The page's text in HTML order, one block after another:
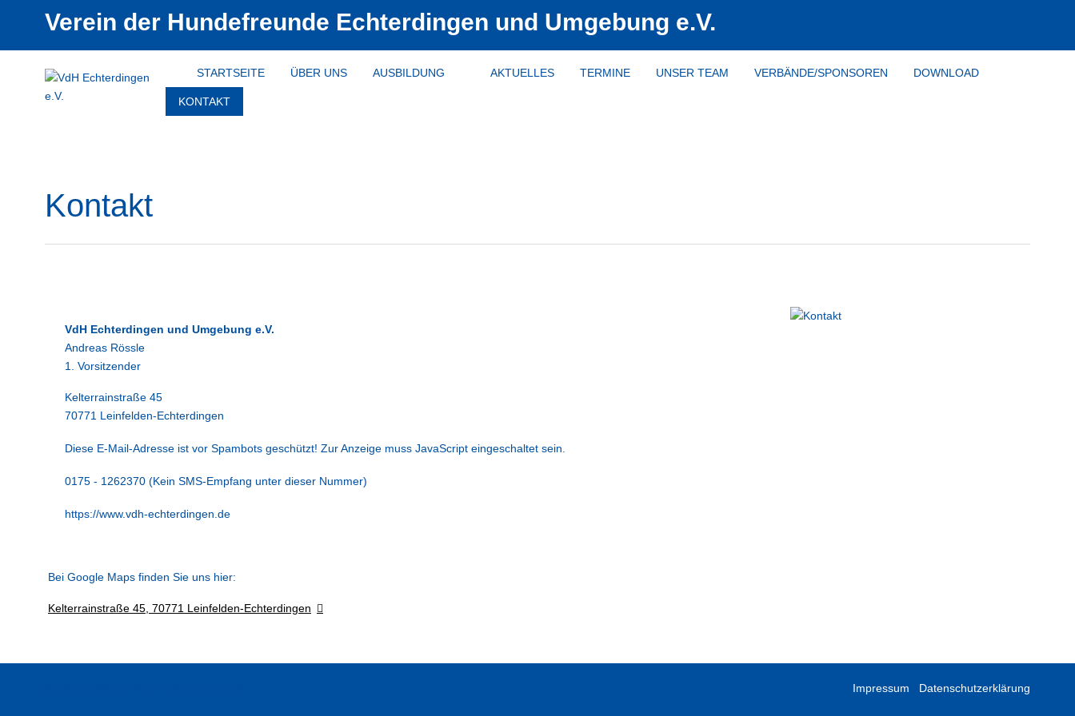
Verein der Hundefreunde Echterdingen und Umgebung e.V.
STARTSEITE ÜBER UNS AUSBILDUNG AKTUELLES TERMINE UNSER TEAM VERBÄNDE/SPONSOREN DOWNLOAD
KONTAKT
Kontakt
VdH Echterdingen und Umgebung e.V.
Andreas Rössle
1. Vorsitzender
Kelterrainstraße 45
70771 Leinfelden-Echterdingen
Diese E-Mail-Adresse ist vor Spambots geschützt! Zur Anzeige muss JavaScript eingeschaltet sein.
0175 - 1262370 (Kein SMS-Empfang unter dieser Nummer)
https://www.vdh-echterdingen.de
Bei Google Maps finden Sie uns hier:
Kelterrainstraße 45, 70771 Leinfelden-Echterdingen
Impressum Datenschutzerklärung